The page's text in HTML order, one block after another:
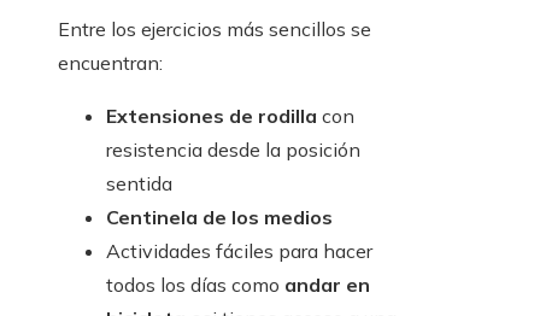
Entre los ejercicios más sencillos se
encuentran:
Extensiones de rodilla con
resistencia desde la posición
sentida
Centinela de los medios
Actividades fáciles para hacer
todos los días como andar en